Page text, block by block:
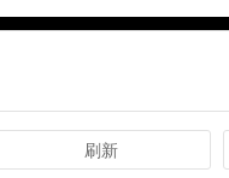
刷新